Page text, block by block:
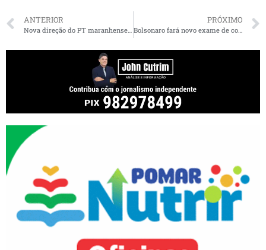
ANTERIOR PRÓXIMO
Bolsonaro fará novo exame de coronavírus e ficará em isolamento